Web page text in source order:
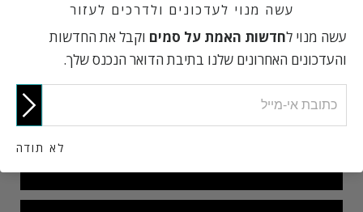
היסטוריה קצרה של מריחואנה סינתטית
מהם מלחי אמבט?
עשה מנוי לעדכונים ולדרכים לעזור
עשה מנוי לחדשות האמת על סמים וקבל את החדשות
והעדכונים האחרונים שלנו בתיבת הדואר הנכנס שלך.
לא תודה